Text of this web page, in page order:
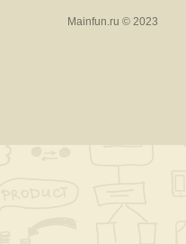
Mainfun.ru © 2023